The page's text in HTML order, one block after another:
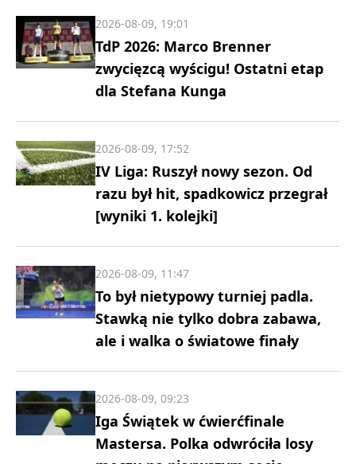
TdP 2026: Marco Brenner
zwycięzcą wyścigu! Ostatni etap
dla Stefana Kunga
2026-08-09, 19:01
IV Liga: Ruszył nowy sezon. Od
razu był hit, spadkowicz przegrał
[wyniki 1. kolejki]
2026-08-09, 17:52
To był nietypowy turniej padla.
Stawką nie tylko dobra zabawa,
ale i walka o światowe finały
2026-08-09, 11:47
Iga Świątek w ćwierćfinale
Mastersa. Polka odwróciła losy
2026-08-09, 09:23